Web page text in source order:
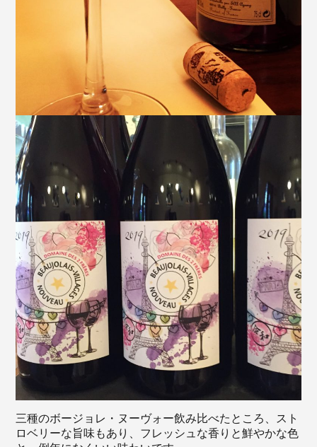
三種のボージョレ・ヌーヴォー飲み比べたところ、スト
ロベリーな旨味もあり、フレッシュな香りと鮮やかな色